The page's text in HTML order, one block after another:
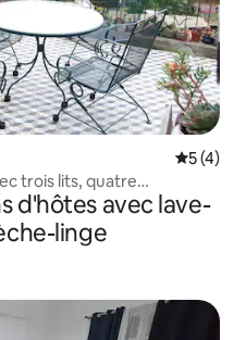
5 (4)
trois lits, quatre
d'hôtes avec lave-
linge